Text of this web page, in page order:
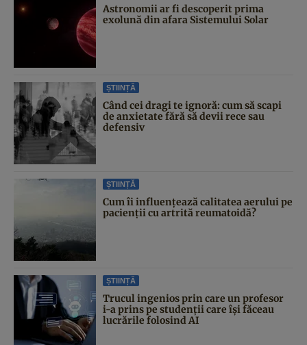
Astronomii ar fi descoperit prima
exolună din afara Sistemului Solar
ȘTIINȚĂ
Când cei dragi te ignoră: cum să scapi
de anxietate fără să devii rece sau
defensiv
ȘTIINȚĂ
Cum îi influențează calitatea aerului pe
pacienții cu artrită reumatoidă?
ȘTIINȚĂ
Trucul ingenios prin care un profesor
i-a prins pe studenții care își făceau
lucrările folosind AI